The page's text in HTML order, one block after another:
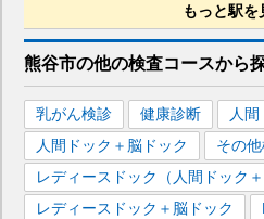
もっと駅
■秩父鉄道秩父本線
熊谷駅 親鼻駅
熊谷市の他の検査コースから
乳がん検診 健康診断
人間
人間ドック＋脳ドック
その
レディースドック（人間ドック＋
レディースドック＋脳ドック